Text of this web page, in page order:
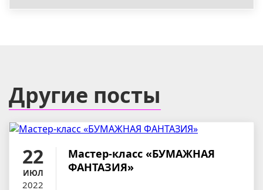
Другие посты
22
ИЮЛ
2022
Мастер-класс «БУМАЖНАЯ
ФАНТАЗИЯ»